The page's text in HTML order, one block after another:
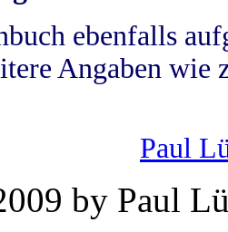
ebenfalls
Angaben wie
Paul
by Paul